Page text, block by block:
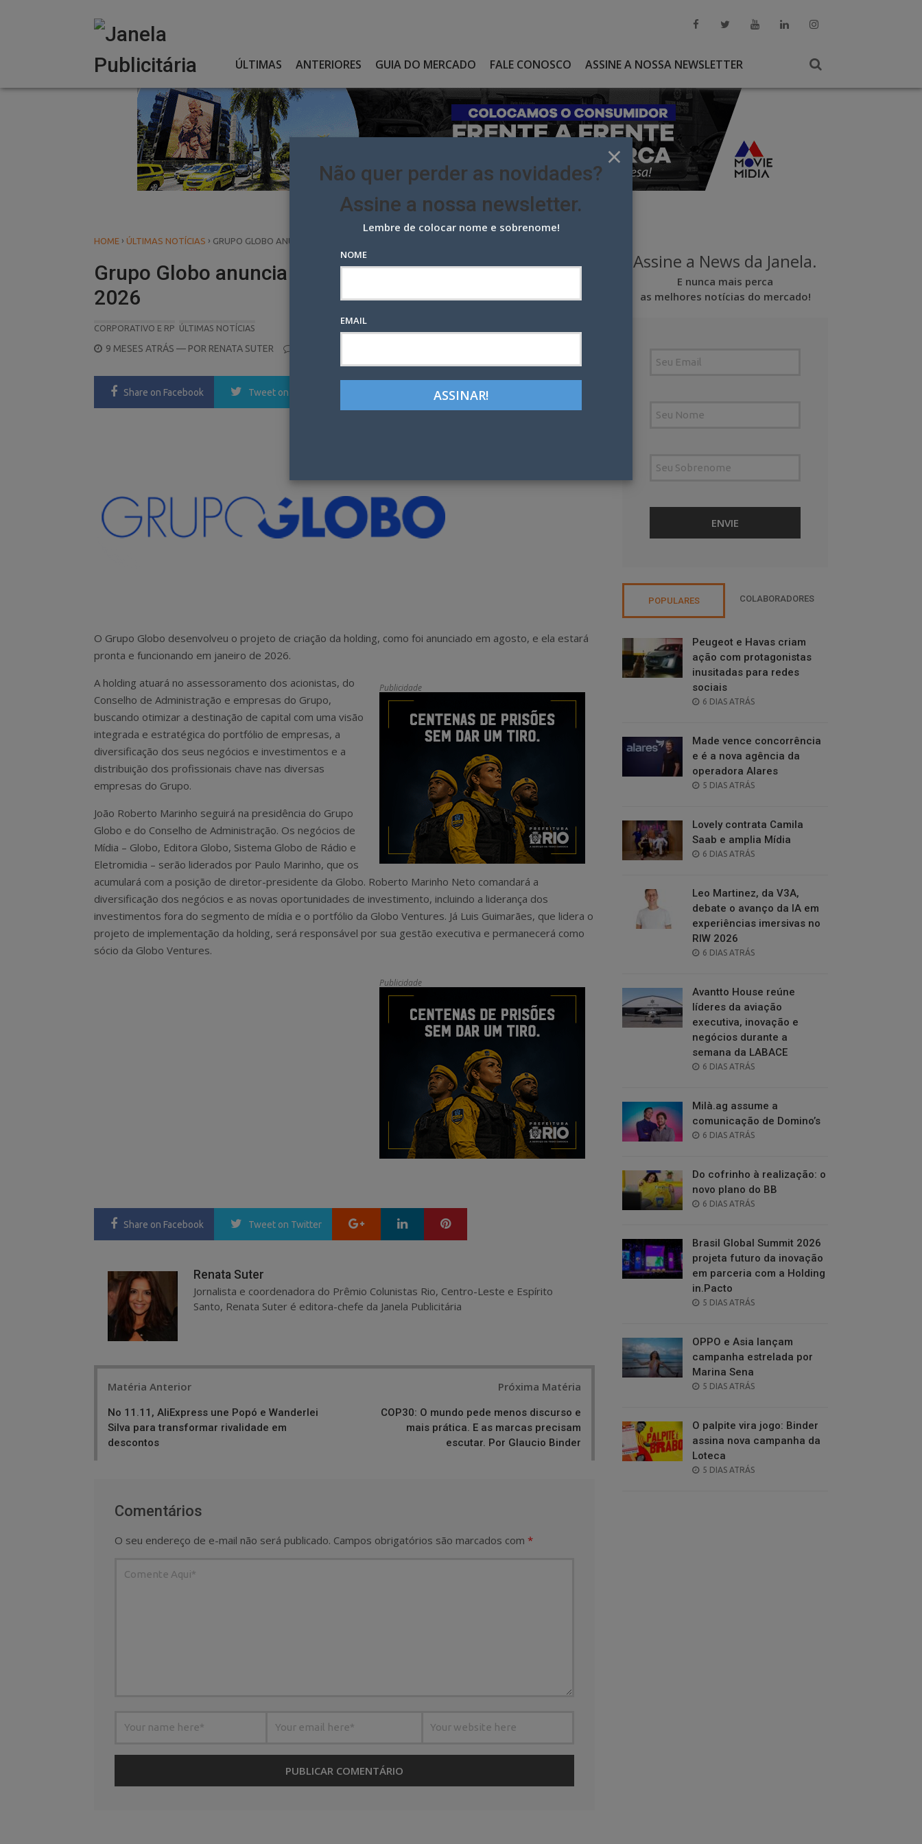
ÚLTIMAS ANTERIORES GUIA DO MERCADO FALE CONOSCO ASSINE A NOSSA NEWSLETTER
HOME › ÚLTIMAS NOTÍCIAS › GRUPO GLOBO ANUNCIA INÍCIO DE SUA NOVA HOLDING EM 2026
Grupo Globo anuncia início de sua nova holding em
2026
CORPORATIVO E RP ÚLTIMAS NOTÍCIAS
POSTED
9 MESES ATRÁS — POR RENATA SUTER
Share on Facebook Tweet on Twitter LinkedIn Pinterest
O Grupo Globo desenvolveu o projeto de criação da holding, como foi anunciado em agosto, e ela estará
pronta e funcionando em janeiro de 2026.
Publicidade
A holding atuará no assessoramento dos acionistas, do
Conselho de Administração e empresas do Grupo,
buscando otimizar a destinação de capital com uma visão
integrada e estratégica do portfólio de empresas, a
diversificação dos seus negócios e investimentos e a
distribuição dos profissionais chave nas diversas
empresas do Grupo.
João Roberto Marinho seguirá na presidência do Grupo
Globo e do Conselho de Administração. Os negócios de
Mídia – Globo, Editora Globo, Sistema Globo de Rádio e
Eletromidia – serão liderados por Paulo Marinho, que os
acumulará com a posição de diretor-presidente da Globo. Roberto Marinho Neto comandará a
diversificação dos negócios e as novas oportunidades de investimento, incluindo a liderança dos
investimentos fora do segmento de mídia e o portfólio da Globo Ventures. Já Luis Guimarães, que lidera o
projeto de implementação da holding, será responsável por sua gestão executiva e permanecerá como
sócio da Globo Ventures.
Publicidade
Share on Facebook Tweet on Twitter Google+ LinkedIn
Renata Suter
Jornalista e coordenadora do Prêmio Colunistas Rio, Centro-Leste e Espírito
Santo, Renata Suter é editora-chefe da Janela Publicitária
Matéria Anterior
No 11.11, AliExpress une Popó e Wanderlei
Silva para transformar rivalidade em
descontos
Próxima Matéria
COP30: O mundo pede menos discurso e
mais prática. E as marcas precisam
escutar. Por Glaucio Binder
Comentários
O seu endereço de e-mail não será publicado. Campos obrigatórios são marcados com *
Assine a News da Janela.
E nunca mais perca
as melhores notícias do mercado!
POPULARES COLABORADORES
Peugeot e Havas criam
ação com protagonistas
inusitadas para redes
sociais
POSTED
6 DIAS ATRÁS
Made vence concorrência
e é a nova agência da
operadora Alares
POSTED
5 DIAS ATRÁS
Lovely contrata Camila
Saab e amplia Mídia
POSTED
6 DIAS ATRÁS
Leo Martinez, da V3A,
debate o avanço da IA em
experiências imersivas no
RIW 2026
POSTED
6 DIAS ATRÁS
Avantto House reúne
líderes da aviação
executiva, inovação e
negócios durante a
semana da LABACE
POSTED
6 DIAS ATRÁS
Milà.ag assume a
comunicação de Domino’s
POSTED
6 DIAS ATRÁS
Do cofrinho à realização: o
novo plano do BB
POSTED
6 DIAS ATRÁS
Brasil Global Summit 2026
projeta futuro da inovação
em parceria com a Holding
in.Pacto
POSTED
5 DIAS ATRÁS
OPPO e Asia lançam
campanha estrelada por
Marina Sena
POSTED
5 DIAS ATRÁS
O palpite vira jogo: Binder
assina nova campanha da
Loteca
POSTED
5 DIAS ATRÁS
×
Não quer perder as novidades?
Assine a nossa newsletter.
Lembre de colocar nome e sobrenome!
NOME
EMAIL